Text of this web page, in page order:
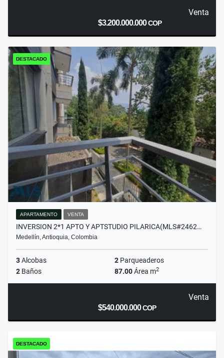
Venta
$3.200.000.000COP
DESTACADO
APARTAMENTO VENTA
INVERSION 2*1 APTO Y APTSTUDIO PILARICA(MLS#2462…
Medellín, Antioquia, Colombia
3Alcobas 2 Parqueaderos
2 Baños 87.00Área m2
Venta
$540.000.000COP
DESTACADO